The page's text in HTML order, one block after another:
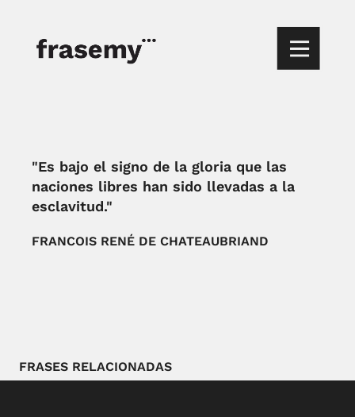
"Es bajo el signo de la gloria que las
naciones libres han sido llevadas a la
esclavitud."
FRANCOIS RENÉ DE CHATEAUBRIAND
FRASES RELACIONADAS